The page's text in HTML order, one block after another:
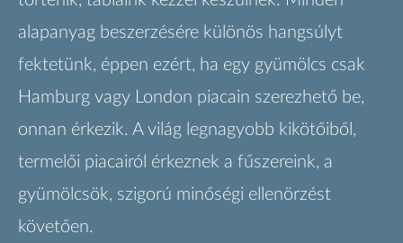
alapanyag beszerzésére különös hangsúlyt
fektetünk, éppen ezért, ha egy gyümölcs csak
Hamburg vagy London piacain szerezhető be,
onnan érkezik. A világ legnagyobb kikötőiből,
termelői piacairól érkeznek a fűszereink, a
gyümölcsök, szigorú minőségi ellenörzést
követően.